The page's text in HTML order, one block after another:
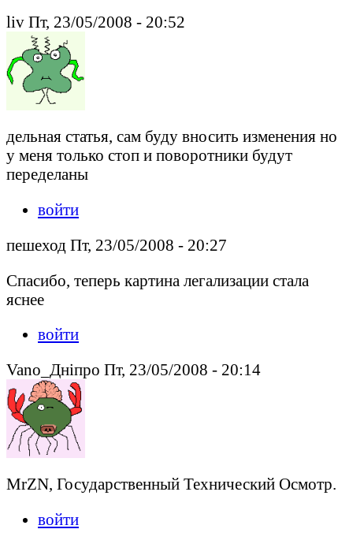
liv Пт, 23/05/2008 - 20:52
дельная статья, сам буду вносить изменения но
у меня только стоп и поворотники будут
переделаны
войти
пешеход Пт, 23/05/2008 - 20:27
Спасибо, теперь картина легализации стала
яснее
войти
Vano_Днiпро Пт, 23/05/2008 - 20:14
MrZN, Государственный Технический Осмотр.
войти